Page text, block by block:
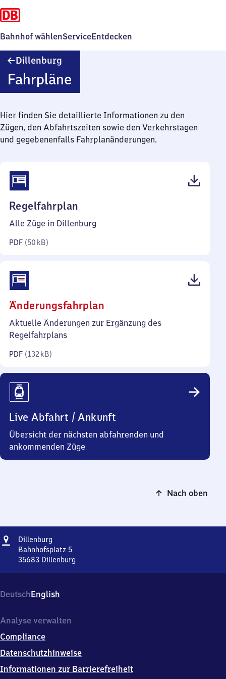
Bahnhof wählenServiceEntdecken
Dillenburg
Fahrpläne
Hier finden Sie detaillierte Informationen zu den
Zügen, den Abfahrtszeiten sowie den Verkehrstagen
und gegebenenfalls Fahrplanänderungen.
Regelfahrplan
50
Alle Züge in Dillenburg
PDF (50 kB)
Änderungsfahrplan
132
Aktuelle Änderungen zur Ergänzung des
Regelfahrplans
PDF (132 kB)
Live Abfahrt / Ankunft
Übersicht der nächsten abfahrenden und
ankommenden Züge
Nach oben
Adresse
Dillenburg
Bahnhofsplatz 5
35683 Dillenburg
5,
3
6
3
Dillenburg
DeutschEnglish
Analyse verwalten
Compliance
Datenschutzhinweise
Informationen zur Barrierefreiheit